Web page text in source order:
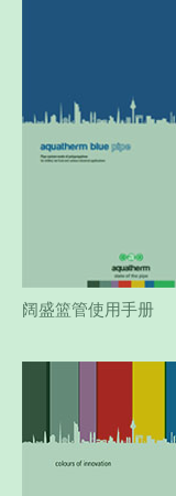
阔盛篮管使用手册